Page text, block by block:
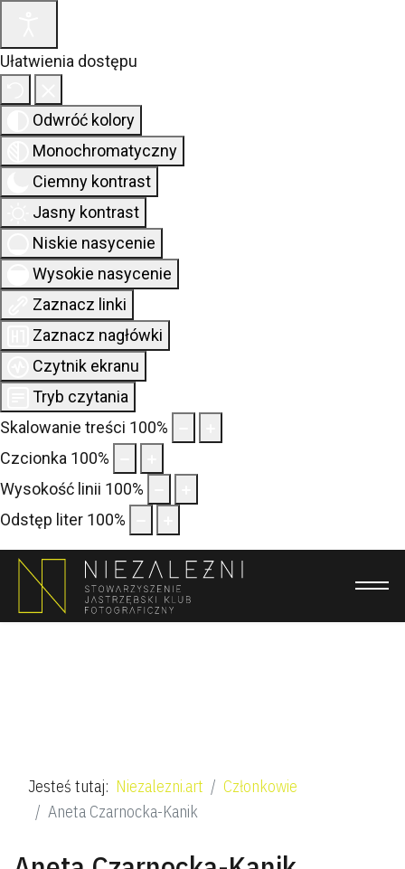
Ułatwienia dostępu
Odwróć kolory
Monochromatyczny
Ciemny kontrast
Jasny kontrast
Niskie nasycenie
Wysokie nasycenie
Zaznacz linki
Zaznacz nagłówki
Czytnik ekranu
Tryb czytania
Skalowanie treści 100%
Czcionka 100%
Wysokość linii 100%
Odstęp liter 100%
Jesteś tutaj: Niezalezni.art
Członkowie
Aneta Czarnocka-Kanik